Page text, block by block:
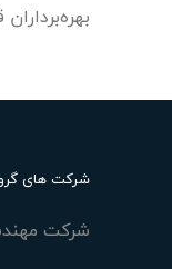
بهره‌برداران
شرکت های
شرکت